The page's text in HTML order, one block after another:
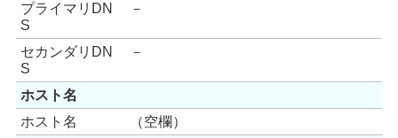
プライマリDN
S
－
セカンダリDN
S
－
ホスト名
ホスト名
（空欄）